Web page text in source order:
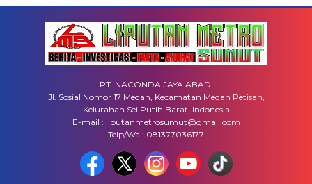
PT. NACONDA JAYA ABADI
Jl. Sosial Nomor 17 Medan, Kecamatan Medan Petisah,
Kelurahan Sei Putih Barat, Indonesia
E-mail : liputanmetrosumut@gmail.com
Telp/Wa : 081377036177